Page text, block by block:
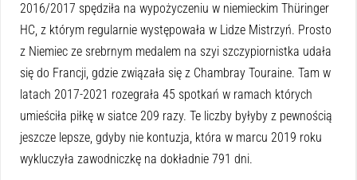
2016/2017 spędziła na wypożyczeniu w niemieckim Thüringer
HC, z którym regularnie występowała w Lidze Mistrzyń. Prosto
z Niemiec ze srebrnym medalem na szyi szczypiornistka udała
się do Francji, gdzie związała się z Chambray Touraine. Tam w
latach 2017-2021 rozegrała 45 spotkań w ramach których
umieściła piłkę w siatce 209 razy. Te liczby byłyby z pewnością
jeszcze lepsze, gdyby nie kontuzja, która w marcu 2019 roku
wykluczyła zawodniczkę na dokładnie 791 dni.